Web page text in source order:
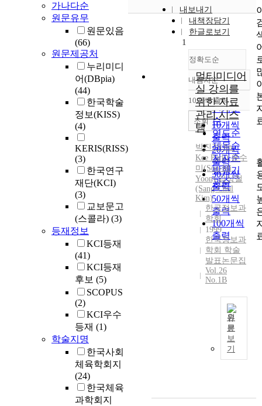
가나다순
원문유무
원문있음
(66)
원문제공처
누리미디
어(DBpia)
(44)
한국학술
정보(KISS)
(4)
KERIS(RISS)
(3)
한국연구
재단(KCI)
(3)
교보문고
(스콜라) (3)
등재정보
KCI등재
(41)
KCI등재
후보 (5)
SCOPUS
(2)
KCI우수
등재 (1)
학술지명
한국사회
체육학회지
(24)
한국체육
과학회지
내보내기
내책장담기
한글로보기
정확도순
정확도
순
인기도
순
연도순
제목순
저자순
발행기
관순
내림차순
내림차순
10개씩 출력
10개씩
출력
20개씩
출력
30개씩
출력
50개씩
출력
100개씩
출력
조회
1
멀티미디어
실 강의를
위한 자료
관리 시스
템
박진기(Jin-
Kee Park),윤수
미(Soo-Mi
Yoon),김상철
(Sang-Chul
Kim)
한국정보과
학회
1999
한국정보과
학회 학술
발표논문집
Vol.26
No.1B
원
문
보
기